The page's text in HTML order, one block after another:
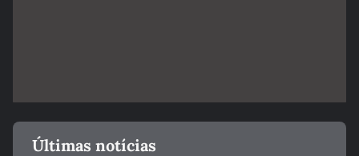
Últimas notícias